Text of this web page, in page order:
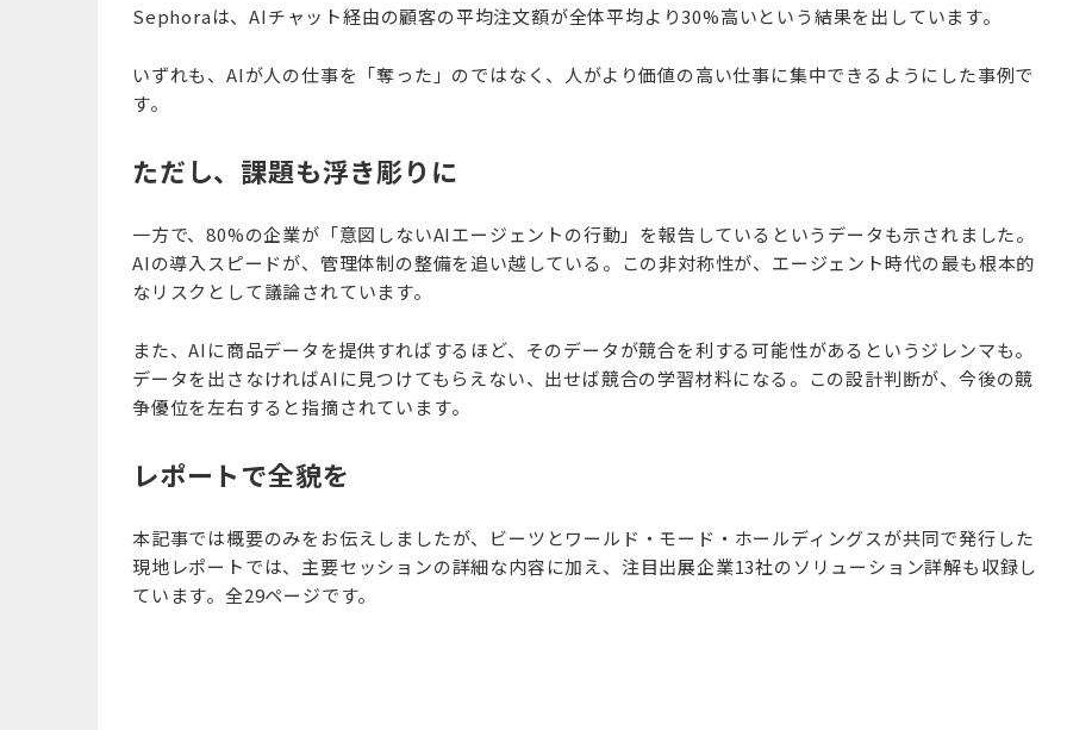
Sephoraは、AIチャット経由の顧客の平均注文額が全体平均より30%高いという結果を出しています。
いずれも、AIが人の仕事を「奪った」のではなく、人がより価値の高い仕事に集中できるようにした事例で
す。
ただし、課題も浮き彫りに
一方で、80%の企業が「意図しないAIエージェントの行動」を報告しているというデータも示されました。
AIの導入スピードが、管理体制の整備を追い越している。この非対称性が、エージェント時代の最も根本的
なリスクとして議論されています。
また、AIに商品データを提供すればするほど、そのデータが競合を利する可能性があるというジレンマも。
データを出さなければAIに見つけてもらえない、出せば競合の学習材料になる。この設計判断が、今後の競
争優位を左右すると指摘されています。
レポートで全貌を
本記事では概要のみをお伝えしましたが、ビーツとワールド・モード・ホールディングスが共同で発行した
現地レポートでは、主要セッションの詳細な内容に加え、注目出展企業13社のソリューション詳解も収録し
ています。全29ページです。